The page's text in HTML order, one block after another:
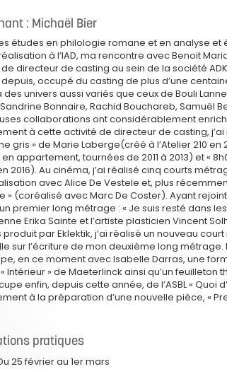
: Michaël Bier
études en philologie romane et en analyse et
à l’IAD, ma rencontre avec Benoit
directeur de casting au sein de la société
depuis, occupé du casting de plus d’une
des univers aussi variés que ceux de Bouli
Bonnaire, Rachid Bouchareb, Samuël
collaborations ont considérablement
à cette activité de directeur de casting,
gris » de Marie Laberge(créé à l’Atelier 210
appartement, tournées de 2011 à 2013) et «
2016). Au cinéma, j’ai réalisé cinq courts
avec Alice De Vestele et, plus
» (coréalisé avec Marc De Coster). Ayant
premier long métrage : « Je suis resté dans
Erika Sainte et l’artiste plasticien Vincent
produit par Eklektik, j’ai réalisé un nouveau
sur l’écriture de mon deuxième long
en ce moment avec Isabelle Darras, une
Intérieur » de Maeterlinck ainsi qu’un
enfin, depuis cette année, de l’ASBL « Quoi
à la préparation d’une nouvelle pièce, «
pratiques
25 février au 1er mars